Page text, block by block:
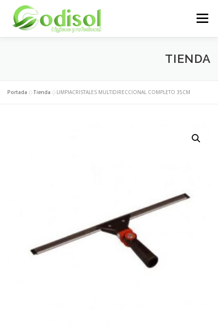
contenido
Menú
ÁREA CLIENTES CONTACTO
TIENDA
Portada »Tienda »LIMPIACRISTALES MULTIDIRECCIONAL COMPLETO 35CM